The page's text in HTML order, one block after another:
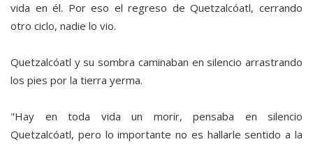
vida en él. Por eso el regreso de Quetzalcóatl, cerrando
otro ciclo, nadie lo vio.
Quetzalcóatl y su sombra caminaban en silencio arrastrando
los pies por la tierra yerma.
"Hay en toda vida un morir, pensaba en silencio
Quetzalcóatl, pero lo importante no es hallarle sentido a la